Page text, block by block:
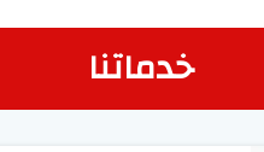
خدماتنا